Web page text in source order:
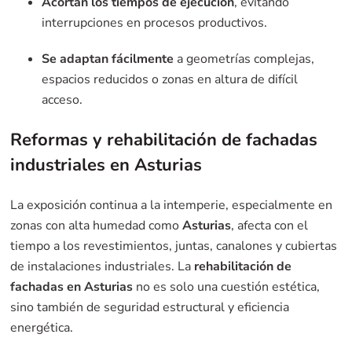
interrupciones en procesos productivos.
Se adaptan fácilmente a geometrías complejas,
espacios reducidos o zonas en altura de difícil
acceso.
Reformas y rehabilitación de fachadas
industriales en Asturias
La exposición continua a la intemperie, especialmente en
zonas con alta humedad comoAsturias, afecta con el
tiempo a los revestimientos, juntas, canalones y cubiertas
de instalaciones industriales. La rehabilitación de
fachadas en Asturias no es solo una cuestión estética,
sino también de seguridad estructural y eficiencia
energética.